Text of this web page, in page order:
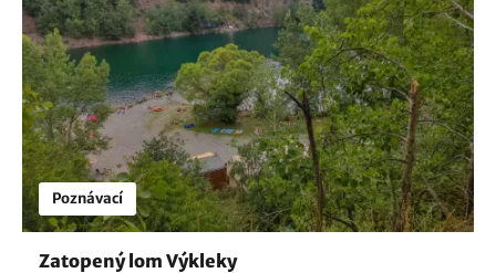
Poznávací
Zatopený lom Výkleky